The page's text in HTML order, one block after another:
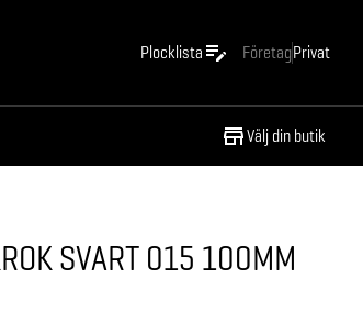
Plocklista FöretagPrivat
Välj din butik
SVART 015 100MM